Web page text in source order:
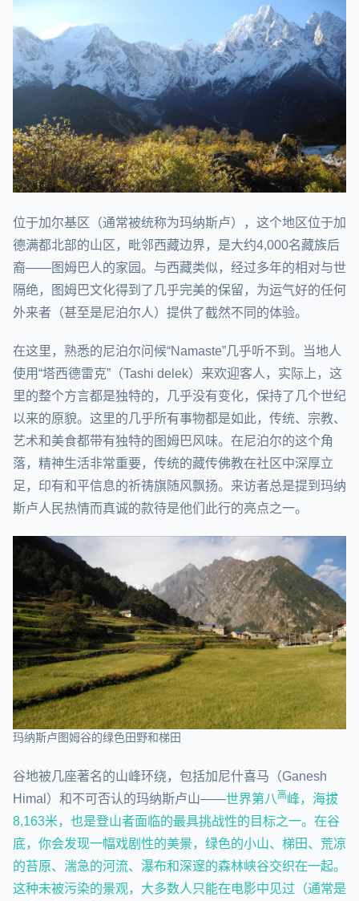
位于加尔基区（通常被统称为玛纳斯卢），这个地区位于加
德满都北部的山区，毗邻西藏边界，是大约4,000名藏族后
裔——图姆巴人的家园。与西藏类似，经过多年的相对与世
隔绝，图姆巴文化得到了几乎完美的保留，为运气好的任何
外来者（甚至是尼泊尔人）提供了截然不同的体验。
在这里，熟悉的尼泊尔问候“Namaste”几乎听不到。当地人
使用“塔西德雷克”（Tashi delek）来欢迎客人，实际上，这
里的整个方言都是独特的，几乎没有变化，保持了几个世纪
以来的原貌。这里的几乎所有事物都是如此，传统、宗教、
艺术和美食都带有独特的图姆巴风味。在尼泊尔的这个角
落，精神生活非常重要，传统的藏传佛教在社区中深厚立
足，印有和平信息的祈祷旗随风飘扬。来访者总是提到玛纳
斯卢人民热情而真诚的款待是他们此行的亮点之一。
玛纳斯卢图姆谷的绿色田野和梯田
谷地被几座著名的山峰环绕，包括加尼什喜马（Ganesh
Himal）和不可否认的玛纳斯卢山——世界第八高峰，海拔
8,163米，也是登山者面临的最具挑战性的目标之一。在谷
底，你会发现一幅戏剧性的美景，绿色的小山、梯田、荒凉
的苔原、湍急的河流、瀑布和深邃的森林峡谷交织在一起。
这种未被污染的景观，大多数人只能在电影中见过（通常是